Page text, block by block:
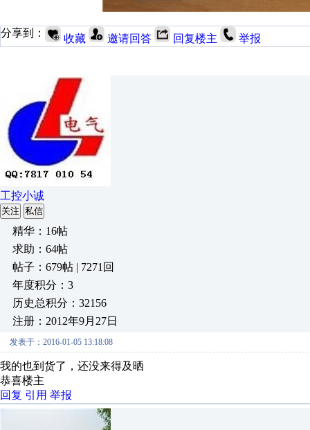
分享到： 收藏 邀请回答 回复楼主 举报
工控小诚
关注 私信
精华：16帖
求助：64帖
帖子：679帖 | 7271回
年度积分：3
历史总积分：32156
注册：2012年9月27日
发表于：2016-01-05 13:18:08
我的也到货了，还没来得及晒
恭喜楼主
回复 引用 举报